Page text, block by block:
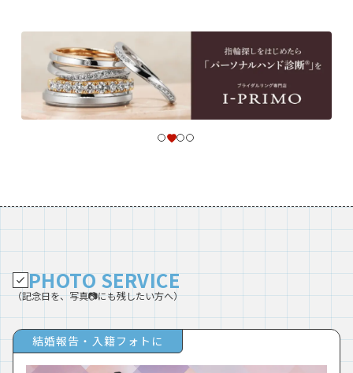
PHOTO SERVICE
（記念日を、写真📷にも残したい方へ）
結婚報告・入籍フォトに